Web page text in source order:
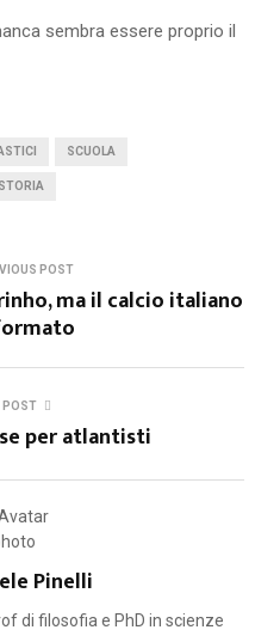
sembra essere proprio il
SCUOLA
STORIA
POST
ma il calcio italiano
POST
per atlantisti
Pinelli
di filosofia e PhD in scienze